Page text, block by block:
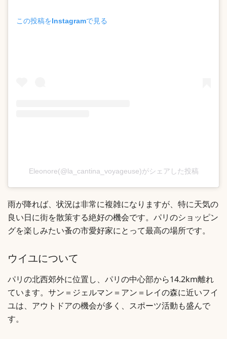
この投稿をInstagramで見る
Eleonore(@la_cantina_voyageuse)がシェアした投稿
雨が降れば、状況は非常に複雑になりますが、特に天気の
良い日に街を散策する絶好の機会です。パリのショッピン
グを楽しみたい蚤の市愛好家にとって最高の場所です。
ウイユについて
パリの北西郊外に位置し、パリの中心部から14.2km離れ
ています。サン＝ジェルマン＝アン＝レイの森に近いフイ
ユは、アウトドアの機会が多く、スポーツ活動も盛んで
す。